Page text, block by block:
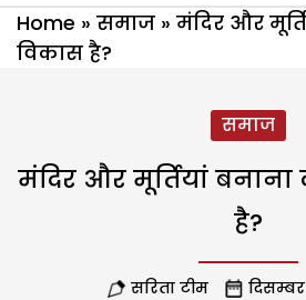
Home » समाज » मंदिर और
विकास है?
समाज
मंदिर और मूर्तियां
है?
सरिता टीम